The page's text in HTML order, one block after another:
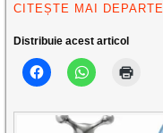
CITEȘTE MAI DEPARTE
Distribuie acest articol